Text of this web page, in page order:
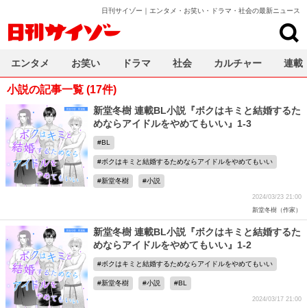
日刊サイゾー｜エンタメ・お笑い・ドラマ・社会の最新ニュース
小説の記事一覧 (17件)
新堂冬樹 連載BL小説『ボクはキミと結婚するた
めならアイドルをやめてもいい』1-3
BL
ボクはキミと結婚するためならアイドルをやめてもいい
新堂冬樹 小説
2024/03/23 21:00
新堂冬樹（作家）
新堂冬樹 連載BL小説『ボクはキミと結婚するた
めならアイドルをやめてもいい』1-2
ボクはキミと結婚するためならアイドルをやめてもいい
新堂冬樹 小説 BL
2024/03/17 21:00
エンタメ お笑い ドラマ 社会 カルチャー 連載